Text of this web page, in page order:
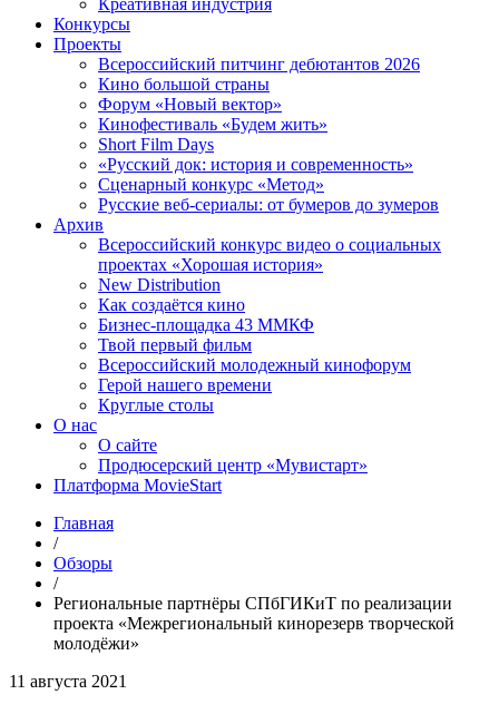
Креативная индустрия
Конкурсы
Проекты
Всероссийский питчинг дебютантов 2026
Кино большой страны
Форум «Новый вектор»
Кинофестиваль «Будем жить»
Short Film Days
«Русский док: история и современность»
Сценарный конкурс «Метод»
Русские веб-сериалы: от бумеров до зумеров
Архив
Всероссийский конкурс видео о социальных
проектах «Хорошая история»
New Distribution
Как создаётся кино
Бизнес-площадка 43 ММКФ
Твой первый фильм
Всероссийский молодежный кинофорум
Герой нашего времени
Круглые столы
О нас
О сайте
Продюсерский центр «Мувистарт»
Платформа MovieStart
Главная
/
Обзоры
/
Региональные партнёры СПбГИКиТ по реализации
проекта «Межрегиональный кинорезерв творческой
молодёжи»
11 августа 2021